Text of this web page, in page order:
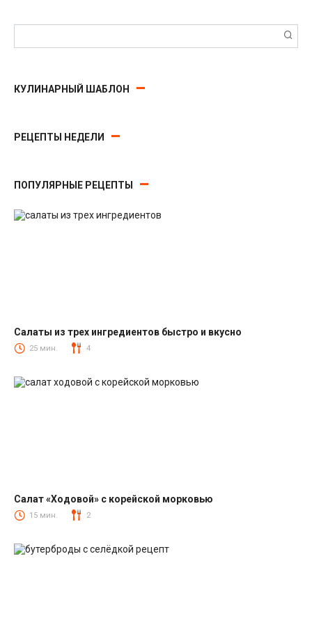
КУЛИНАРНЫЙ ШАБЛОН
РЕЦЕПТЫ НЕДЕЛИ
ПОПУЛЯРНЫЕ РЕЦЕПТЫ
Салаты
Салаты из трех ингредиентов быстро и вкусно
25 мин. 4
Салаты с корейской морковкой
Салат «Ходовой» с корейской морковью
15 мин. 2